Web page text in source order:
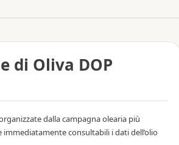
di Oliva DOP
dalla campagna olearia più
immediatamente consultabili i dati dell’olio